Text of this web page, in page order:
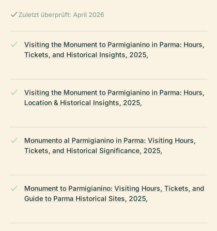
Zuletzt überprüft: April 2026
Visiting the Monument to Parmigianino in Parma: Hours,
Tickets, and Historical Insights, 2025,
Visiting the Monument to Parmigianino in Parma: Hours,
Location & Historical Insights, 2025,
Monumento al Parmigianino in Parma: Visiting Hours,
Tickets, and Historical Significance, 2025,
Monument to Parmigianino: Visiting Hours, Tickets, and
Guide to Parma Historical Sites, 2025,